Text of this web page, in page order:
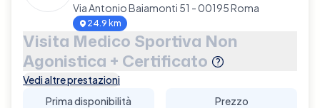
Via Antonio Baiamonti 51 - 00195 Roma
24.9 km
Visita Medico Sportiva Non
Agonistica + Certificato
Vedi altre prestazioni
Prima disponibilità
Prezzo